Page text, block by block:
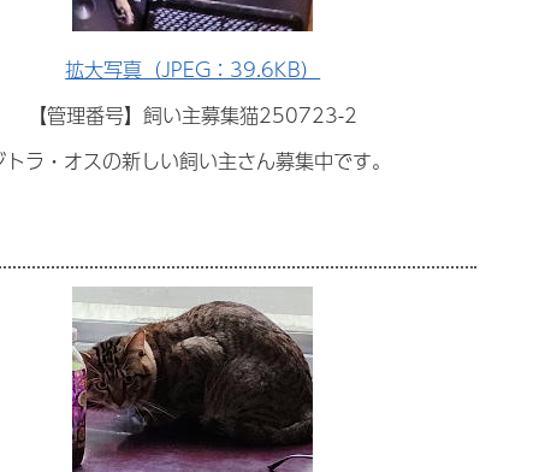
拡大写真（JPEG：39.6KB）
【管理番号】飼い主募集猫250723-2
ラ・オスの新しい飼い主さん募集中です。